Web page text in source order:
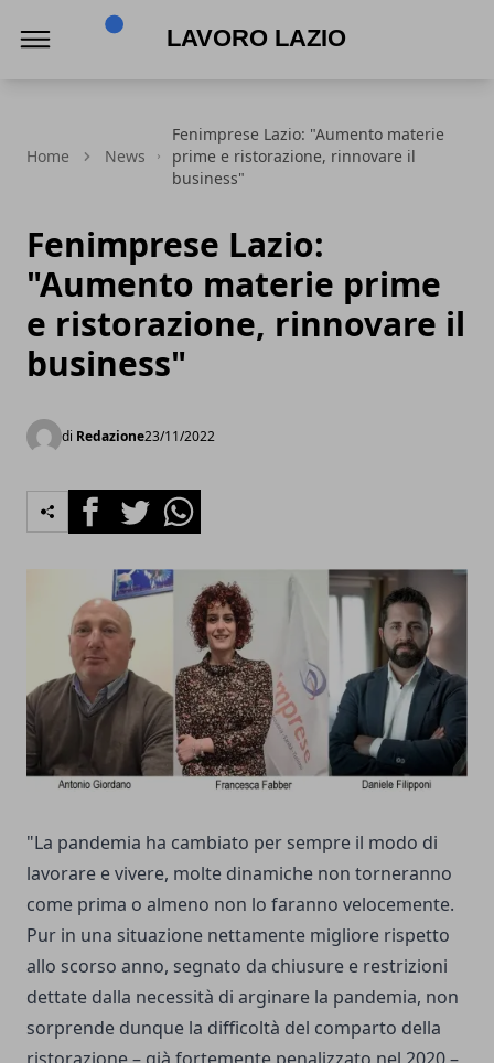
Home News
Fenimprese Lazio: "Aumento materie
prime e ristorazione, rinnovare il
business"
Fenimprese Lazio:
"Aumento materie prime
e ristorazione, rinnovare il
business"
di Redazione23/11/2022
FacebookTwitterWhatsapp
"La pandemia ha cambiato per sempre il modo di
lavorare e vivere, molte dinamiche non torneranno
come prima o almeno non lo faranno velocemente.
Pur in una situazione nettamente migliore rispetto
allo scorso anno, segnato da chiusure e restrizioni
dettate dalla necessità di arginare la pandemia, non
sorprende dunque la difficoltà del comparto della
ristorazione – già fortemente penalizzato nel 2020 –